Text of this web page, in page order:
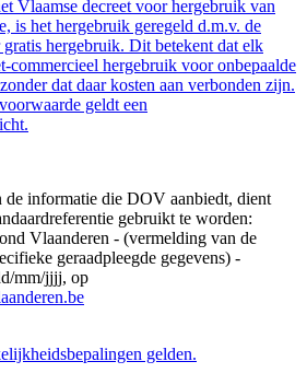
Vlaamse decreet voor hergebruik van
is het hergebruik geregeld d.m.v. de
hergebruik. Dit betekent dat elk
commercieel hergebruik voor onbepaalde
dat daar kosten aan verbonden zijn.
geldt een
informatie die DOV aanbiedt, dient
gebruikt te worden:
Vlaanderen - (vermelding van de
geraadpleegde gegevens) -
mm/jjjj, op
gelden.